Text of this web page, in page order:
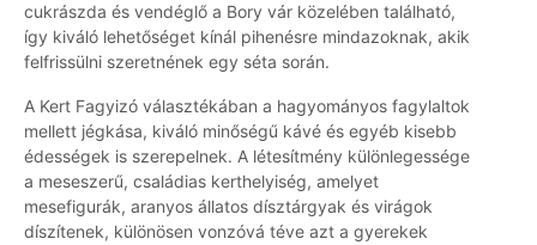
cukrászda és vendéglő a Bory vár közelében található,
így kiváló lehetőséget kínál pihenésre mindazoknak, akik
felfrissülni szeretnének egy séta során.
A Kert Fagyizó választékában a hagyományos fagylaltok
mellett jégkása, kiváló minőségű kávé és egyéb kisebb
édességek is szerepelnek. A létesítmény különlegessége
a meseszerű, családias kerthelyiség, amelyet
mesefigurák, aranyos állatos dísztárgyak és virágok
díszítenek, különösen vonzóvá téve azt a gyerekek